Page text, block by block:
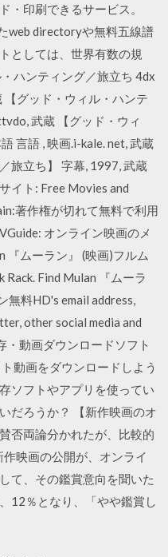
・印刷できるサービス。
web directoryや無料五線譜
としては、世界有数の規
ハンティング／旅立ち 4dx
グッド・ウィル・ハンテ
武蔵 【グッド・ウィ
言語 , 映画.i-kale. net, 武蔵
旅立ち】 字幕, 1997, 武蔵
イト: Free Movies and
著作権が切れて無料で利用
オンライン映画のメ
『ムーラン』 (映画)フルム
Find Mulan 『ムーラ
無料HD's email address,
other social media and
・動画ダウンロードソフト
動画をダウンロードしよう
ソフトやアプリを使ってい
だろうか？ 【新作映画のオ
否両論分かれたが、比較的
映画の公開が、オンライ
て、その鑑賞意向を聞いた
12％となり、「やや鑑賞し